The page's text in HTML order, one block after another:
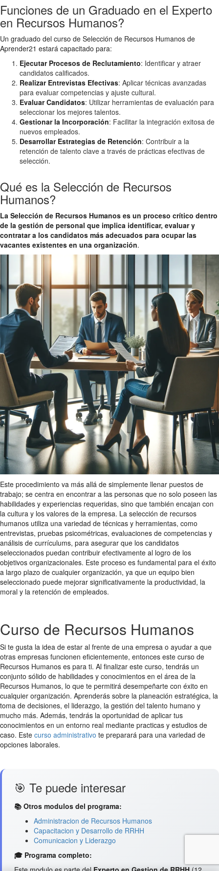
Funciones de un Graduado en el Experto
en Recursos Humanos?
Un graduado del curso de Selección de Recursos Humanos de
Aprender21 estará capacitado para:
Ejecutar Procesos de Reclutamiento: Identificar y atraer
candidatos calificados.
Realizar Entrevistas Efectivas: Aplicar técnicas avanzadas
para evaluar competencias y ajuste cultural.
Evaluar Candidatos: Utilizar herramientas de evaluación para
seleccionar los mejores talentos.
Gestionar la Incorporación: Facilitar la integración exitosa de
nuevos empleados.
Desarrollar Estrategias de Retención: Contribuir a la
retención de talento clave a través de prácticas efectivas de
selección.
Qué es la Selección de Recursos
Humanos?
La Selección de Recursos Humanos es un proceso crítico dentro
de la gestión de personal que implica identificar, evaluar y
contratar a los candidatos más adecuados para ocupar las
vacantes existentes en una organización.
Este procedimiento va más allá de simplemente llenar puestos de
trabajo; se centra en encontrar a las personas que no solo poseen las
habilidades y experiencias requeridas, sino que también encajan con
la cultura y los valores de la empresa. La selección de recursos
humanos utiliza una variedad de técnicas y herramientas, como
entrevistas, pruebas psicométricas, evaluaciones de competencias y
análisis de currículums, para asegurar que los candidatos
seleccionados puedan contribuir efectivamente al logro de los
objetivos organizacionales. Este proceso es fundamental para el éxito
a largo plazo de cualquier organización, ya que un equipo bien
seleccionado puede mejorar significativamente la productividad, la
moral y la retención de empleados.
Curso de Recursos Humanos
Si te gusta la idea de estar al frente de una empresa o ayudar a que
otras empresas funcionen eficientemente, entonces este curso de
Recursos Humanos es para ti. Al finalizar este curso, tendrás un
conjunto sólido de habilidades y conocimientos en el área de la
Recursos Humanos, lo que te permitirá desempeñarte con éxito en
cualquier organización. Aprenderás sobre la planeación estratégica, la
toma de decisiones, el liderazgo, la gestión del talento humano y
mucho más. Además, tendrás la oportunidad de aplicar tus
conocimientos en un entorno real mediante practicas y estudios de
caso. Este curso administrativo te preparará para una variedad de
opciones laborales.
🎯 Te puede interesar
📚 Otros modulos del programa:
Administracion de Recursos Humanos
Capacitacion y Desarrollo de RRHH
Comunicacion y Liderazgo
🎓 Programa completo: